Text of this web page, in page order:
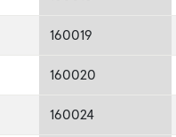
160019
160020
160024